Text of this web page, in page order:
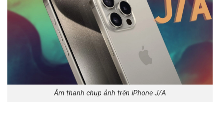
Âm thanh chụp ảnh trên iPhone J/A